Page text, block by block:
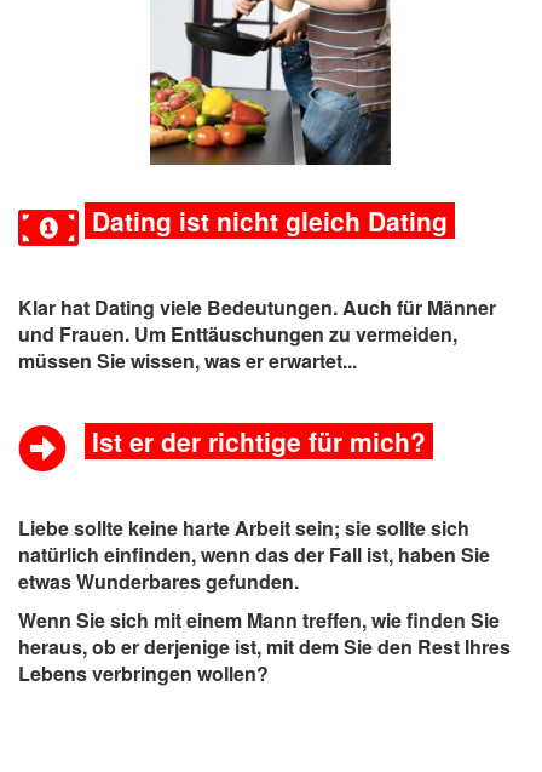
Dating ist nicht gleich Dating
Klar hat Dating viele Bedeutungen. Auch für Männer
und Frauen. Um Enttäuschungen zu vermeiden,
müssen Sie wissen, was er erwartet...
Ist er der richtige für mich?
Liebe sollte keine harte Arbeit sein; sie sollte sich
natürlich einfinden, wenn das der Fall ist, haben Sie
etwas Wunderbares gefunden.
Wenn Sie sich mit einem Mann treffen, wie finden Sie
heraus, ob er derjenige ist, mit dem Sie den Rest Ihres
Lebens verbringen wollen?